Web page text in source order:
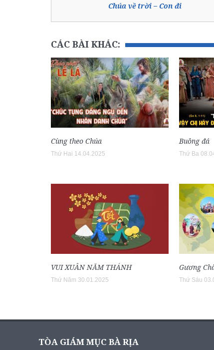
Chúa về trời – Con đi
CÁC BÀI KHÁC:
Cùng theo Chúa
Thứ Hai 14.04.2025
Buông đá
Thứ Ba
VUI XUÂN NĂM THÁNH
Thứ Năm 30.01.2025
Gương
Thứ Sáu
TÒA GIÁM MỤC BÀ RỊA